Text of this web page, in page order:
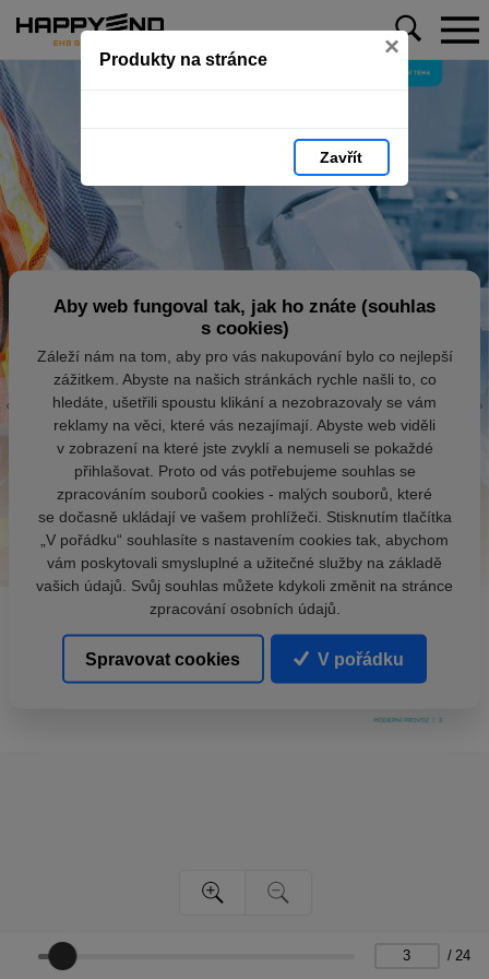
Produkty na stránce ×
Zavřít
/ 24
Aby web fungoval tak, jak ho znáte (souhlas
s cookies)
Záleží nám na tom, aby pro vás nakupování bylo co nejlepší
zážitkem. Abyste na našich stránkách rychle našli to, co
hledáte, ušetřili spoustu klikání a nezobrazovaly se vám
reklamy na věci, které vás nezajímají. Abyste web viděli
v zobrazení na které jste zvyklí a nemuseli se pokaždé
přihlašovat. Proto od vás potřebujeme souhlas se
zpracováním souborů cookies - malých souborů, které
se dočasně ukládají ve vašem prohlížeči. Stisknutím tlačítka
„V pořádku“ souhlasíte s nastavením cookies tak, abychom
vám poskytovali smysluplné a užitečné služby na základě
vašich údajů. Svůj souhlas můžete kdykoli změnit na stránce
zpracování osobních údajů.
Spravovat cookies V pořádku